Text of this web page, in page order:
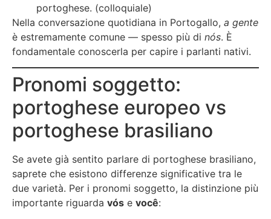
portoghese. (colloquiale)
Nella conversazione quotidiana in Portogallo, a gente
è estremamente comune — spesso più di nós. È
fondamentale conoscerla per capire i parlanti nativi.
Pronomi soggetto:
portoghese europeo vs
portoghese brasiliano
Se avete già sentito parlare di portoghese brasiliano,
saprete che esistono differenze significative tra le
due varietà. Per i pronomi soggetto, la distinzione più
importante riguarda vós e você: